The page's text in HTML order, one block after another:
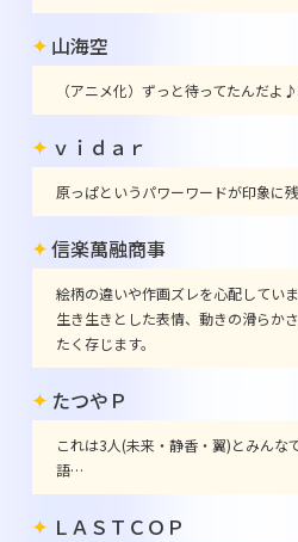
山海空
（アニメ化）ずっと待ってたんだ
ｖｉｄａｒ
原っぱというパワーワードが印象に残
信楽萬融商事
絵柄の違いや作画ズレを心配してい
生き生きとした表情、動きの滑らか
たく存じます。
たつやＰ
これは3人(未来・静香・翼)とみんな
語…
ＬＡＳＴＣＯＰ